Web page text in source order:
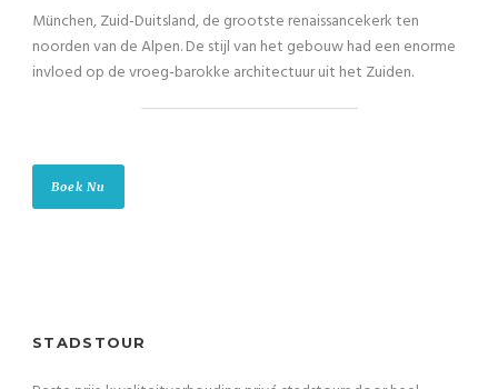
München, Zuid-Duitsland, de grootste renaissancekerk ten
noorden van de Alpen. De stijl van het gebouw had een enorme
invloed op de vroeg-barokke architectuur uit het Zuiden.
Boek Nu
STADSTOUR